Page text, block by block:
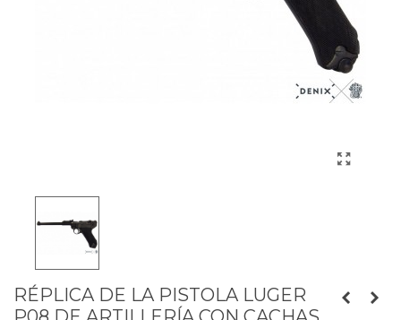
RÉPLICA DE LA PISTOLA LUGER